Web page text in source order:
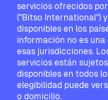
servicios ofrecidos
("Bitso International")
disponibles en los
información no es
esas jurisdicciones.
servicios están
disponibles en todos
elegibilidad puede
o domicilio.